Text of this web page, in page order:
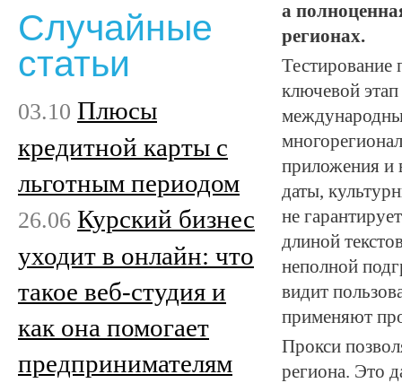
а
регионах.
Тестирование
ключевой
приложения и
даты,
не
длиной
неполной
видит
применяют
Прокси
региона. Это
Случайные
статьи
03.10 Плюсы
кредитной карты с
льготным периодом
26.06 Курский бизнес
уходит в онлайн: что
такое веб-студия и
как она помогает
предпринимателям